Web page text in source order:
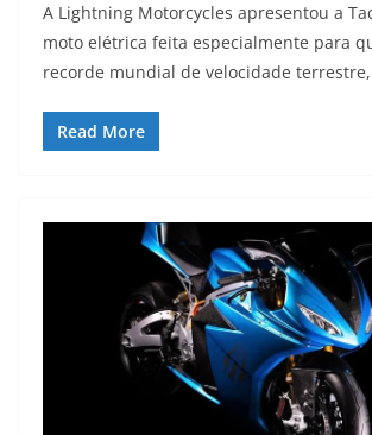
A Lightning Motorcycles apresentou a
moto elétrica feita especialmente para
recorde mundial de velocidade terrestre,
Read More